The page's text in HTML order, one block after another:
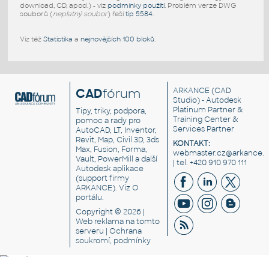
download, CD, apod.) - viz podmínky použití. Problém verze DWG
souborů (neplatný soubor) řešítip 5584.
Viz též Statistika a nejnovějších 100 bloků.
CADfórum
Tipy, triky, podpora,
pomoc a rady pro
AutoCAD, LT, Inventor,
Revit, Map, Civil 3D, 3ds
Max, Fusion, Forma,
Vault, PowerMill a další
Autodesk aplikace
(support firmy
ARKANCE). VizO
portálu.
Copyright © 2026 |
Web reklama na tomto
serveru |Ochrana
soukromí, podmínky
ARKANCE (CAD
Studio) - Autodesk
Platinum Partner &
Training Center &
Services Partner
KONTAKT:
| tel. +420 910 970 111